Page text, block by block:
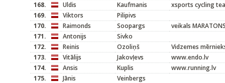
168.
Uldis Kaufmanis
xsports cycling
169.
Viktors
Pilipivs
170.
Raimonds Soopargs
veikals
171.
Antonijs
Sivko
172.
Reinis Ozoliņš
Vidzemes
173.
Vitālijs Jakovļevs
www.endo.lv
174.
Ansis Kuplis
www.running.lv
175.
Jānis
Veinbergs